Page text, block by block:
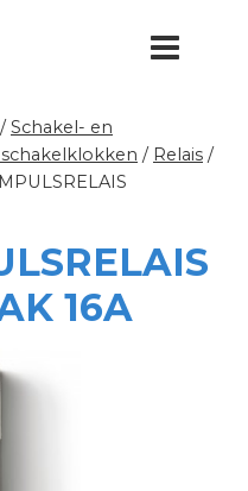
/ Schakel- en
schakelklokken / Relais /
16A